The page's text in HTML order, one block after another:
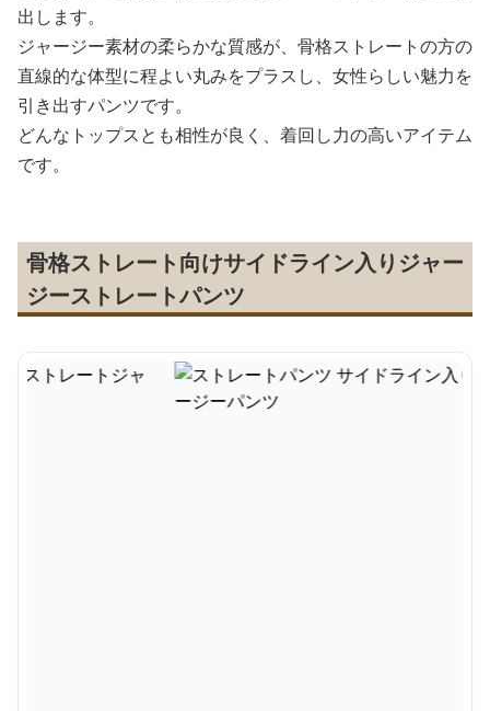
出します。
ジャージー素材の柔らかな質感が、骨格ストレートの方の
直線的な体型に程よい丸みをプラスし、女性らしい魅力を
引き出すパンツです。
どんなトップスとも相性が良く、着回し力の高いアイテム
です。
骨格ストレート向けサイドライン入りジャー
ジーストレートパンツ